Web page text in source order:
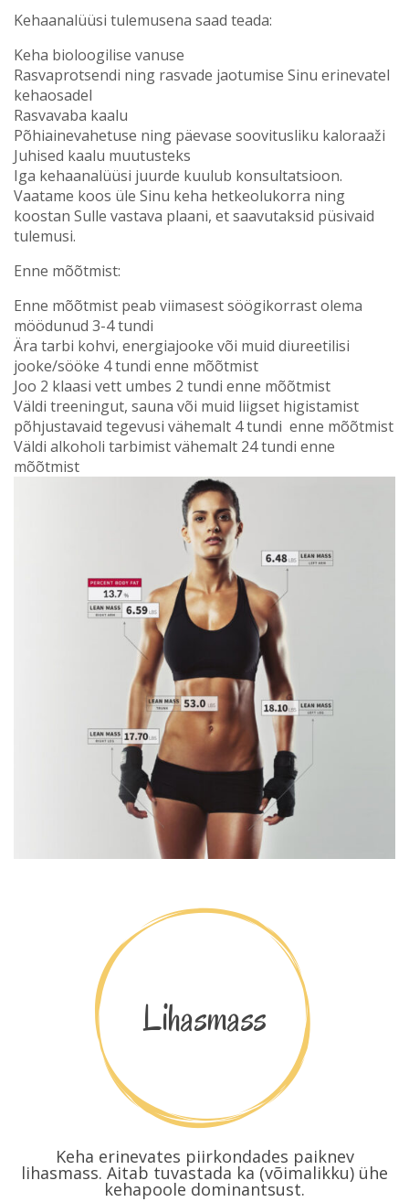
Kehaanalüüsi tulemusena saad teada:
Keha bioloogilise vanuse
Rasvaprotsendi ning rasvade jaotumise Sinu erinevatel
kehaosadel
Rasvavaba kaalu
Põhiainevahetuse ning päevase soovitusliku kaloraaži
Juhised kaalu muutusteks
Iga kehaanalüüsi juurde kuulub konsultatsioon.
Vaatame koos üle Sinu keha hetkeolukorra ning
koostan Sulle vastava plaani, et saavutaksid püsivaid
tulemusi.
Enne mõõtmist:
Enne mõõtmist peab viimasest söögikorrast olema
möödunud 3-4 tundi
Ära tarbi kohvi, energiajooke või muid diureetilisi
jooke/sööke 4 tundi enne mõõtmist
Joo 2 klaasi vett umbes 2 tundi enne mõõtmist
Väldi treeningut, sauna või muid liigset higistamist
põhjustavaid tegevusi vähemalt 4 tundi enne mõõtmist
Väldi alkoholi tarbimist vähemalt 24 tundi enne
mõõtmist
Lihasmass
Keha erinevates piirkondades paiknev
lihasmass. Aitab tuvastada ka (võimalikku) ühe
kehapoole dominantsust.